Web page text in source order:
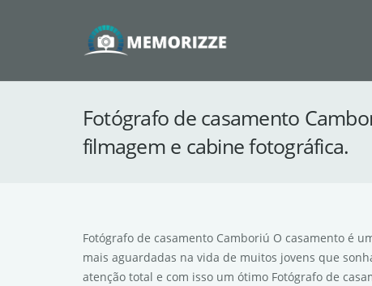
Fotógrafo de casamento
filmagem e cabine fotográfica.
Fotógrafo de casamento Camboriú O casamento é
mais aguardadas na vida de muitos jovens que
atenção total e com isso um ótimo Fotógrafo de